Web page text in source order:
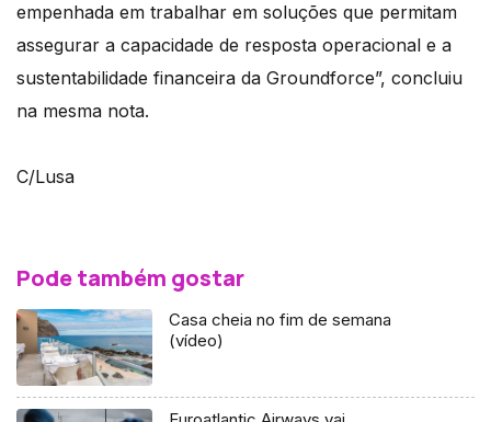
empenhada em trabalhar em soluções que permitam
assegurar a capacidade de resposta operacional e a
sustentabilidade financeira da Groundforce”, concluiu
na mesma nota.
C/Lusa
Pode também gostar
Casa cheia no fim de semana
(vídeo)